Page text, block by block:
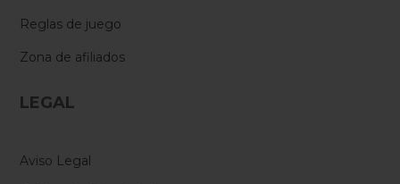
Reglas de juego
Zona de afiliados
LEGAL
Aviso Legal